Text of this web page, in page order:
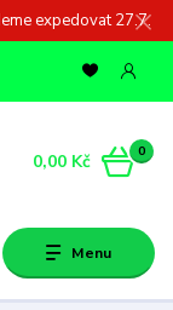
expedovat 27.7.
Menu
0
0,00 Kč